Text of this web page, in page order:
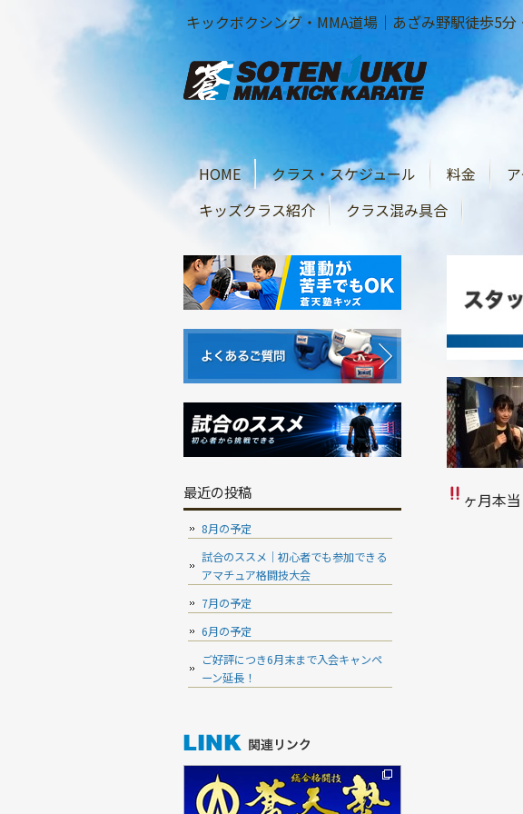
キックボクシング・MMA道場｜あざみ野駅徒歩5
HOME クラス・スケジュール 料金
キッズクラス紹介
クラス混み具合
ヶ月本
最近の投稿
8月の予定
試合のススメ｜初心者でも参加できる
アマチュア格闘技大会
7月の予定
6月の予定
ご好評につき6月末まで入会キャンペ
ーン延長！